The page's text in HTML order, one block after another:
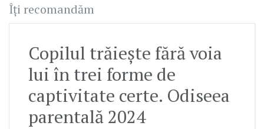
Îți recomandăm
Copilul trăiește fără voia
lui în trei forme de
captivitate certe. Odiseea
parentală 2024